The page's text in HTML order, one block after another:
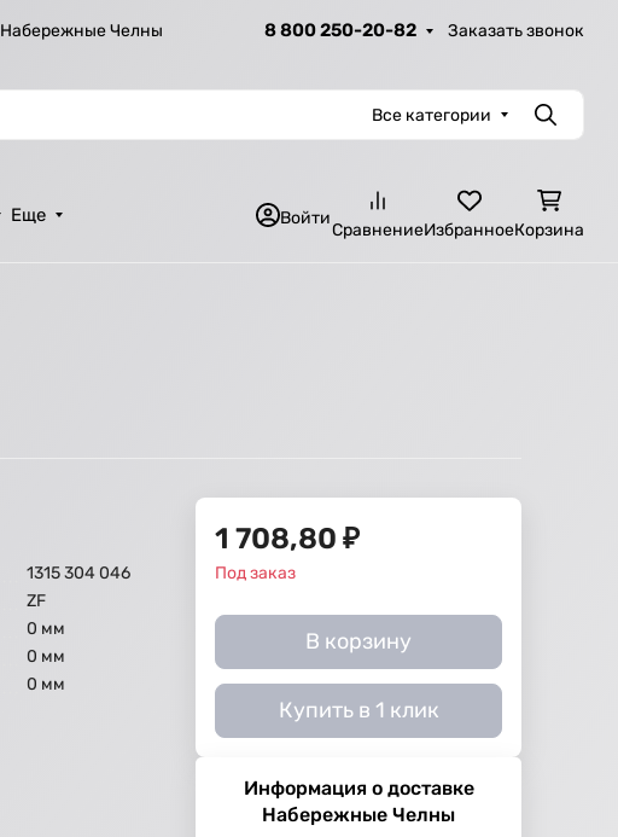
Набережные Челны 8 800 250-20-82 Заказать звонок
Все категории Поиск
Еще Войти
СравнениеИзбранноеКорзина
1315 304 046
ZF
0 мм
0 мм
0 мм
1 708,80 ₽
Под заказ
В корзину
Купить в 1 клик
Информация о доставке
Набережные Челны